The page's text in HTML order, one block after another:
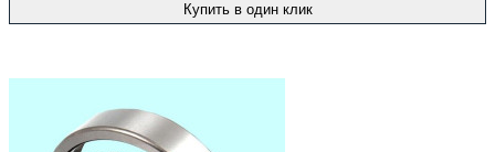
Купить в один клик